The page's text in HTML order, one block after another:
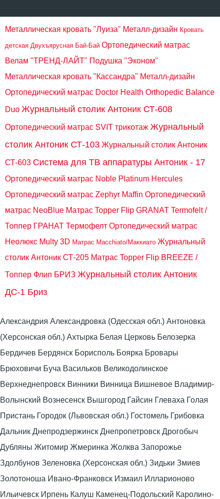
Металлическая кровать "Луиза" Металл-дизайн Кровать
детская Двухъярусная Бай-Бай Ортопедический матрас
Велам "ТРЕНД-ЛАЙТ" Подушка "Эконом"
Металлическая кровать "Кассандра" Металл-дизайн
Ортопедический матрас Doctor Health Orthopedic Balance
Duo Журнальный столик Антоник СТ-608
Ортопедический матрас SVIT трикотаж Журнальный
столик Антоник СТ-103 Журнальный столик Антоник
СТ-603 Система для ТВ аппаратуры Антоник - 17
Ортопедический матрас Noble Platinum Hercules
Ортопедический матрас Zephyr Maffin Ортопедический
матрас NeoBlue Матрас Topper Flip GRANAT Termofelt /
Топпер ГРАНАТ Термофелт Ортопедический матрас
Неолюкс Multy 3D Матрас Macchiato/Маккиато Журнальный
столик Антоник СТ-205 Матрас Topper Flip BREEZE /
Топпер Флип БРИЗ Журнальный столик Антоник
ДС-1 Бриз
Александрия Александровка (Одесская обл.) Антоновка
(Херсонская обл.) Ахтырка Белая Церковь Белозерка
Бердичев Бердянск Борисполь Боярка Бровары
Брюховичи Буча Васильков Великодолинское
Верхнеднепровск Винники Винница Вишневое Владимир-
Волынский Вознесенск Вышгород Гайсин Глеваха Голая
Пристань Городок (Львовская обл.) Гостомель Грибовка
Дальник Днепродзержинск Днепропетровск Дрогобыч
Дубляны Житомир Жмеринка Жолква Запорожье
Здолбунов Зеленовка (Херсонская обл.) Зидьки Змиев
Золотоноша Ивано-Франковск Измаил Илларионово
Ильичевск Ирпень Калуш Каменец-Подольский Каролино-